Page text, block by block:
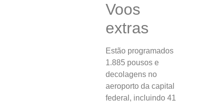
Voos
extras
Estão programados
1.885 pousos e
decolagens no
aeroporto da capital
federal, incluindo 41